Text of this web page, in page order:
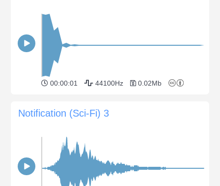
00:00:01 44100Hz 0.02Mb
Notification (Sci-Fi) 3